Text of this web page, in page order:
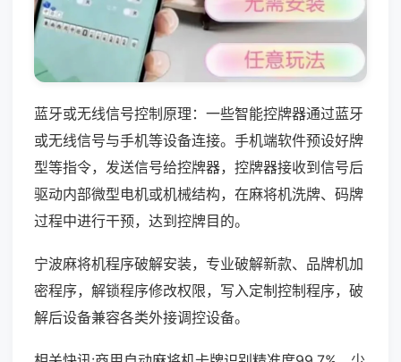
蓝牙或无线信号控制原理：一些智能控牌器通过蓝牙
或无线信号与手机等设备连接。手机端软件预设好牌
型等指令，发送信号给控牌器，控牌器接收到信号后
驱动内部微型电机或机械结构，在麻将机洗牌、码牌
过程中进行干预，达到控牌目的。
宁波麻将机程序破解安装，专业破解新款、品牌机加
密程序，解锁程序修改权限，写入定制控制程序，破
解后设备兼容各类外接调控设备。